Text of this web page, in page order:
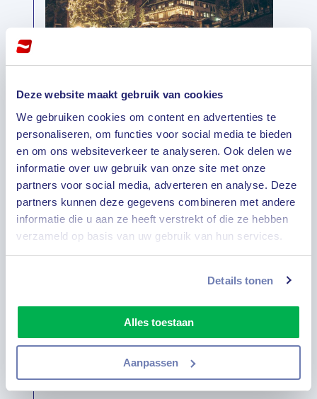
Deze website maakt gebruik van cookies
We gebruiken cookies om content en advertenties te
personaliseren, om functies voor social media te bieden
en om ons websiteverkeer te analyseren. Ook delen we
informatie over uw gebruik van onze site met onze
partners voor social media, adverteren en analyse. Deze
partners kunnen deze gegevens combineren met andere
informatie die u aan ze heeft verstrekt of die ze hebben
verzameld op basis van uw gebruik van hun services.
Details tonen
Alles toestaan
Aanpassen
tocht langs het sprookjesachtige meer -
de Weissensee- en het schilderachtige
bergdorp Heiligenblut, bekend van de
Grossglockner. Rond 16.00 uur keren we
terug naar het hotel. ’s Avonds geniet u
van een gezellige Evergreenavond met
diner.
Salzburg